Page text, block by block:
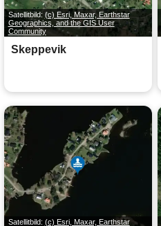
Satellitbild: (c) Esri, Maxar, Earthstar
Geographics, and the GIS User
Community
Skeppevik
Satellitbild: (c) Esri, Maxar, Earthstar